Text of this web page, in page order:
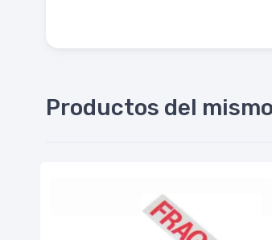
Productos del